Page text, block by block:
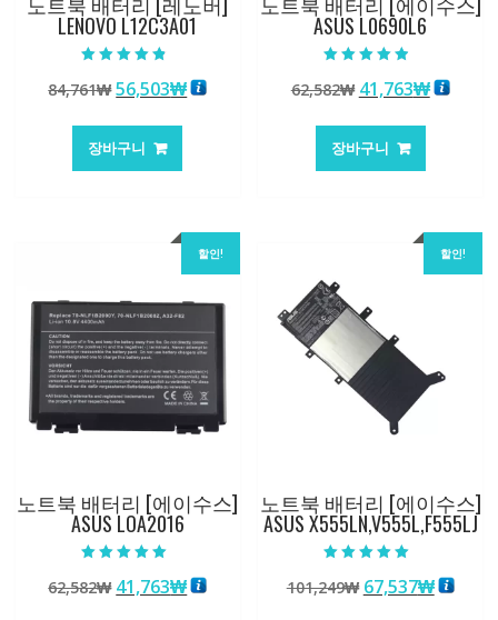
LENOVO L12C3A01
4.50
로 평가됨
84,761₩원
가
격:
56,503₩현
장바구니
ASUS L0690L6
4.50
로 평가됨
62,582₩ 원
가
격:
41,763₩현
장바구니
할인!
노트북 배터리 [에이수스]
ASUS LOA2016
5.00
로 평가됨
62,582₩ 원
41,763₩현
할인!
노트북 배터리 [에이수스]
ASUS X555LN,V555L,F555LJ
5.00
로 평가됨
101,249₩ 원
67,537₩현